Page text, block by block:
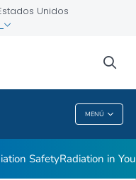
Unidos
MENÚ
SafetyRadiation in